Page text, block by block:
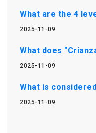
What are the 4
2025-11-09
What does
2025-11-09
What is
2025-11-09